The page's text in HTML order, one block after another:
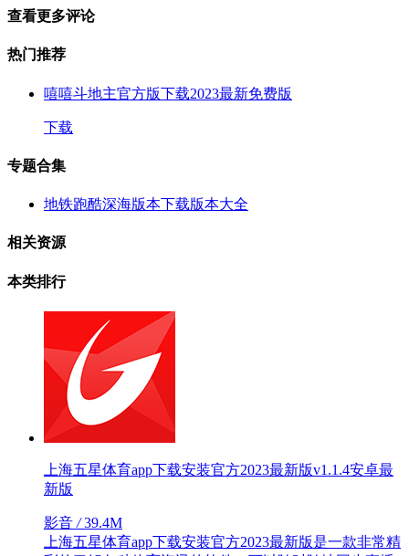
查看更多评论
热门推荐
嘻嘻斗地主官方版下载2023最新免费版
下载
专题合集
地铁跑酷深海版本下载版本大全
相关资源
本类排行
上海五星体育app下载安装官方2023最新版v1.1.4安卓最
新版
影音 /39.4M
上海五星体育app下载安装官方2023最新版是一款非常精